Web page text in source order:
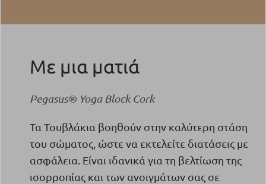
Με μια ματιά
Pegasus® Yoga Block Cork
Τα Τουβλάκια βοηθούν στην καλύτερη στάση
του σώματος, ώστε να εκτελείτε διατάσεις με
ασφάλεια. Είναι ιδανικά για τη βελτίωση της
ισορροπίας και των ανοιγμάτων σας σε